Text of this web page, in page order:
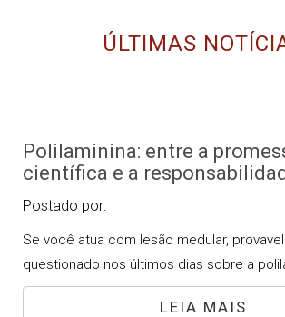
ÚLTIMAS
Polilaminina: entre a
científica e a
Postado por:
Se você atua com lesão medular,
questionado nos últimos dias sobre a
LEIA MAIS